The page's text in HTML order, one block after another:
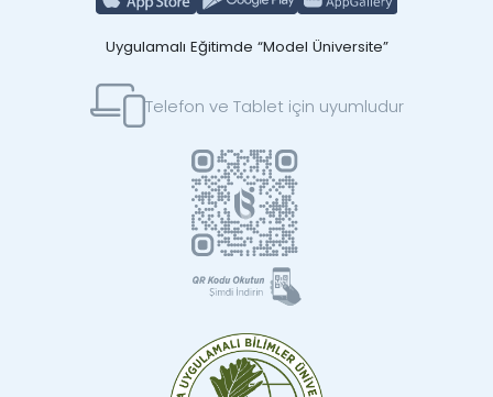
Uygulamalı Eğitimde “Model Üniversite”
Telefon ve Tablet için uyumludur